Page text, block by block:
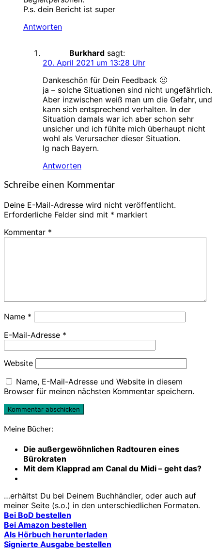
P.s. dein Bericht ist super
Antworten
Burkhard sagt:
20. April 2021 um 13:28 Uhr
Dankeschön für Dein Feedback 🙂
ja – solche Situationen sind nicht ungefährlich.
Aber inzwischen weiß man um die Gefahr, und
kann sich entsprechend verhalten. In der
Situation damals war ich aber schon sehr
unsicher und ich fühlte mich überhaupt nicht
wohl als Verursacher dieser Situation.
lg nach Bayern.
Antworten
Schreibe einen Kommentar
Deine E-Mail-Adresse wird nicht veröffentlicht.
Erforderliche Felder sind mit * markiert
Kommentar *
Name *
E-Mail-Adresse *
Website
Name, E-Mail-Adresse und Website in diesem
Browser für meinen nächsten Kommentar speichern.
Meine Bücher:
Die außergewöhnlichen Radtouren eines
Bürokraten
Mit dem Klapprad am Canal du Midi – geht das?
…erhältst Du bei Deinem Buchhändler, oder auch auf
meiner Seite (s.o.) in den unterschiedlichen Formaten.
Bei BoD bestellen
Bei Amazon bestellen
Als Hörbuch herunterladen
Signierte Ausgabe bestellen